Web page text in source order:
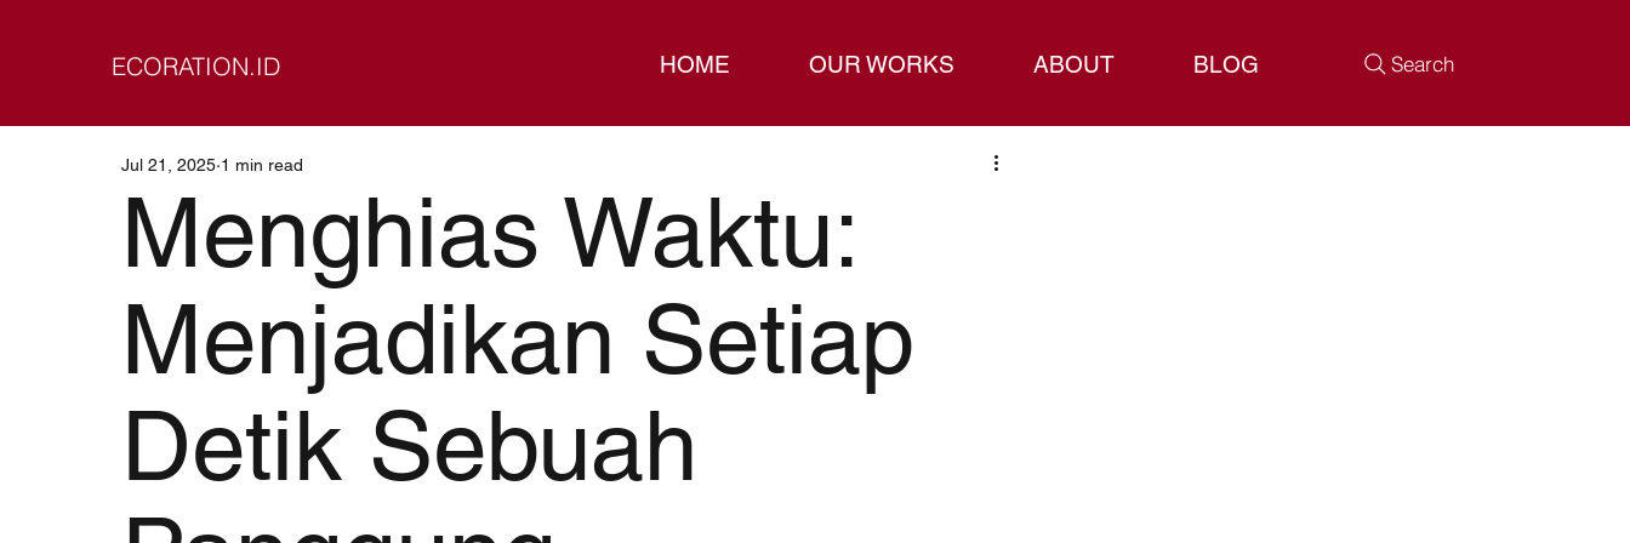
ECORATION.ID HOME OUR WORKS ABOUT BLOG Search
Menghias Waktu:
Menjadikan Setiap
Detik Sebuah
Jul 21, 2025 1 min read